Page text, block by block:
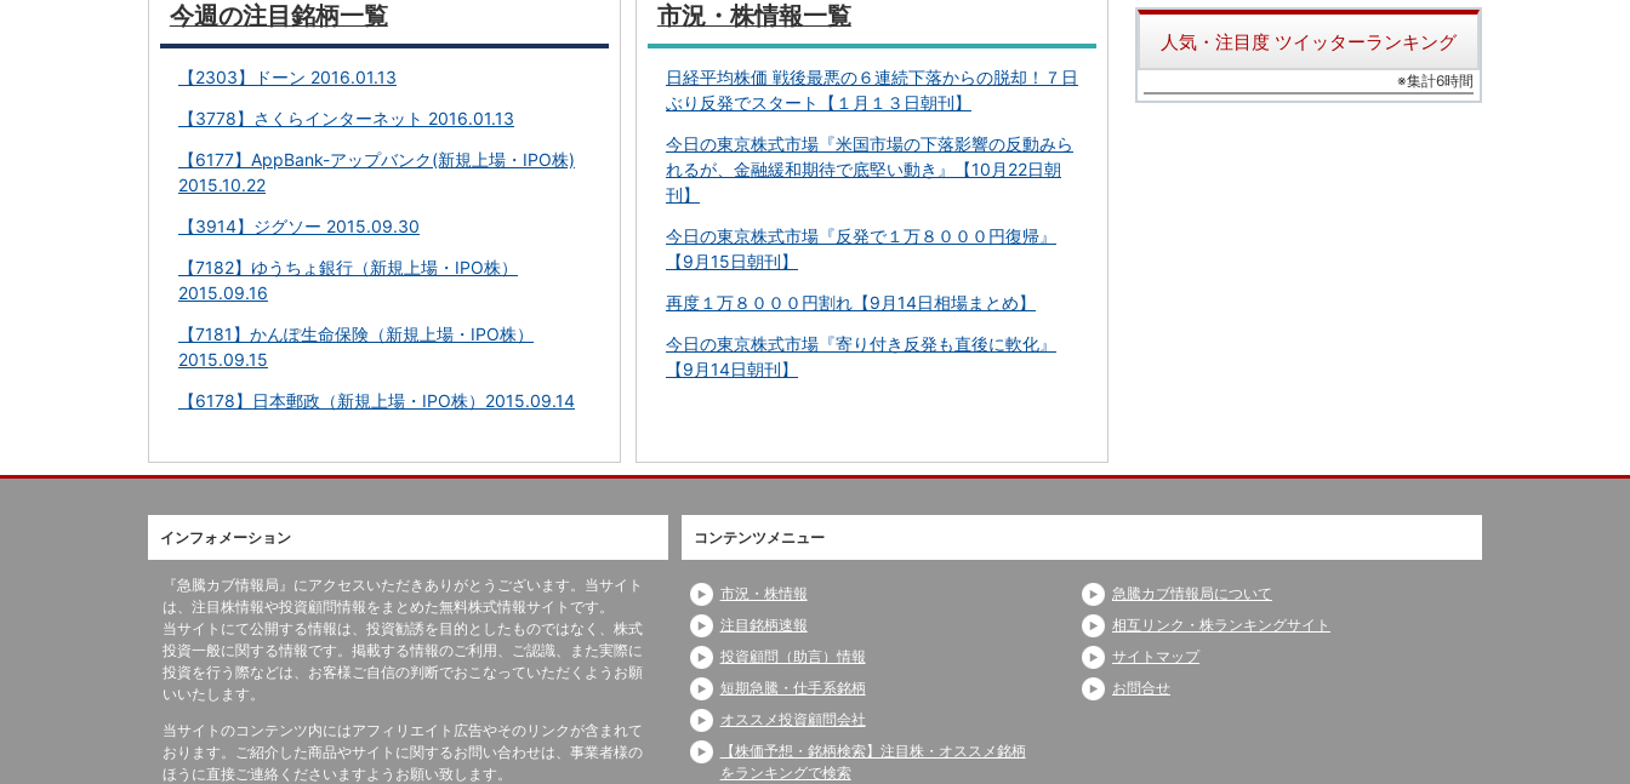
今週の注目銘柄一覧
【2303】ドーン 2016.01.13
【3778】さくらインターネット 2016.01.13
【6177】AppBank-アップバンク(新規上場・IPO株)
2015.10.22
【3914】ジグソー 2015.09.30
【7182】ゆうちょ銀行（新規上場・IPO株）
2015.09.16
【7181】かんぽ生命保険（新規上場・IPO株）
2015.09.15
【6178】日本郵政（新規上場・IPO株）2015.09.14
市況・株情報一覧
日経平均株価 戦後最悪の６連続下落からの脱却！７日
ぶり反発でスタート【１月１３日朝刊】
今日の東京株式市場『米国市場の下落影響の反動みら
れるが、金融緩和期待で底堅い動き』【10月22日朝
刊】
今日の東京株式市場『反発で１万８０００円復帰』
【9月15日朝刊】
再度１万８０００円割れ【9月14日相場まとめ】
今日の東京株式市場『寄り付き反発も直後に軟化』
【9月14日朝刊】
人気・注目度 ツイッターランキング
※集計6時間
インフォメーション
『急騰カブ情報局』にアクセスいただきありがとうございます。当サイト
は、注目株情報や投資顧問情報をまとめた無料株式情報サイトです。
当サイトにて公開する情報は、投資勧誘を目的としたものではなく、株式
投資一般に関する情報です。掲載する情報のご利用、ご認識、また実際に
投資を行う際などは、お客様ご自信の判断でおこなっていただくようお願
いいたします。
当サイトのコンテンツ内にはアフィリエイト広告やそのリンクが含まれて
おります。ご紹介した商品やサイトに関するお問い合わせは、事業者様の
ほうに直接ご連絡くださいますようお願い致します。
コンテンツメニュー
市況・株情報
注目銘柄速報
投資顧問（助言）情報
短期急騰・仕手系銘柄
オススメ投資顧問会社
【株価予想・銘柄検索】注目株・オススメ銘柄
をランキングで検索
急騰カブ情報局について
相互リンク・株ランキングサイト
サイトマップ
お問合せ